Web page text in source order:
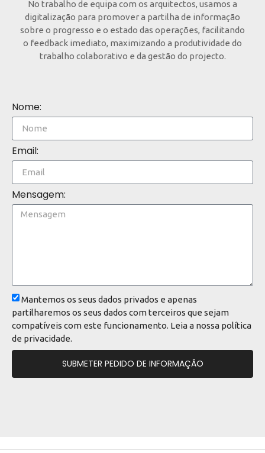
No trabalho de equipa com os arquitectos, usamos a
digitalização para promover a partilha de informação
sobre o progresso e o estado das operações, facilitando
o feedback imediato, maximizando a produtividade do
trabalho colaborativo e da gestão do projecto.
Nome:
Email:
Mensagem:
Mantemos os seus dados privados e apenas
partilharemos os seus dados com terceiros que sejam
compatíveis com este funcionamento. Leia a nossa política
de privacidade
SUBMETER PEDIDO DE INFORMAÇÃO